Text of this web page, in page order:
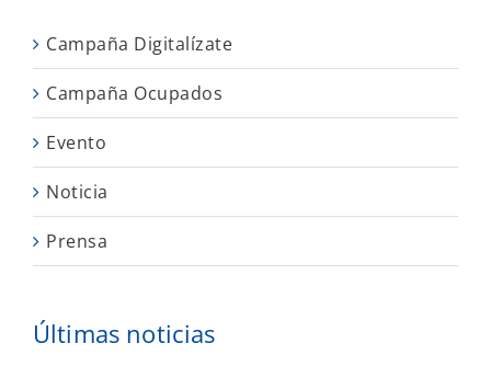
Campaña Digitalízate
Campaña Ocupados
Evento
Noticia
Prensa
Últimas noticias